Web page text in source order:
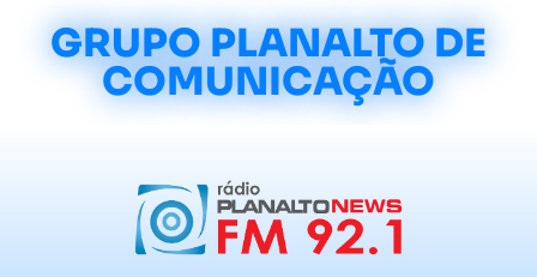
GRUPO PLANALTO DE
COMUNICAÇÃO